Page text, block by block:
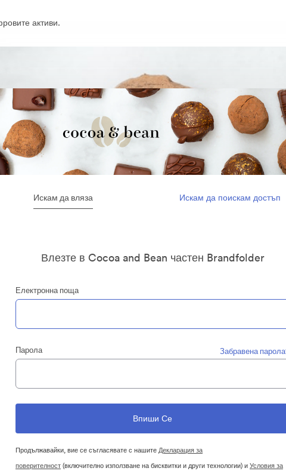
активи.
Искам да вляза Искам да поискам достъп
Влезте в Cocoa and Bean частен Brandfolder
Електронна поща
Парола Забравена
Продължавайки, вие се съгласявате с нашитеДекларация за
поверителност(включително използване на бисквитки и други технологии) иУсловия за